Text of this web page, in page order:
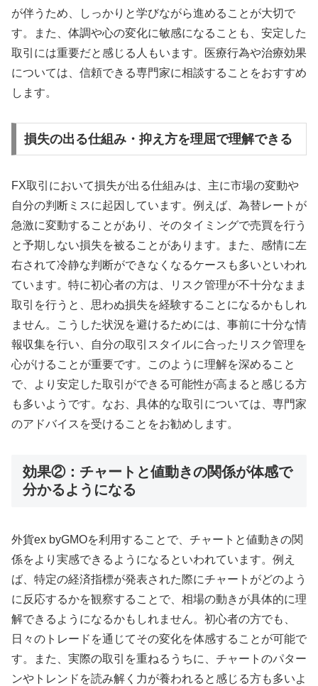
が伴うため、しっかりと学びながら進めることが大切で
す。また、体調や心の変化に敏感になることも、安定した
取引には重要だと感じる人もいます。医療行為や治療効果
については、信頼できる専門家に相談することをおすすめ
します。
損失の出る仕組み・抑え方を理屈で理解できる
FX取引において損失が出る仕組みは、主に市場の変動や
自分の判断ミスに起因しています。例えば、為替レートが
急激に変動することがあり、そのタイミングで売買を行う
と予期しない損失を被ることがあります。また、感情に左
右されて冷静な判断ができなくなるケースも多いといわれ
ています。特に初心者の方は、リスク管理が不十分なまま
取引を行うと、思わぬ損失を経験することになるかもしれ
ません。こうした状況を避けるためには、事前に十分な情
報収集を行い、自分の取引スタイルに合ったリスク管理を
心がけることが重要です。このように理解を深めること
で、より安定した取引ができる可能性が高まると感じる方
も多いようです。なお、具体的な取引については、専門家
のアドバイスを受けることをお勧めします。
効果②：チャートと値動きの関係が体感で
分かるようになる
外貨ex byGMOを利用することで、チャートと値動きの関
係をより実感できるようになるといわれています。例え
ば、特定の経済指標が発表された際にチャートがどのよう
に反応するかを観察することで、相場の動きが具体的に理
解できるようになるかもしれません。初心者の方でも、
日々のトレードを通じてその変化を体感することが可能で
す。また、実際の取引を重ねるうちに、チャートのパター
ンやトレンドを読み解く力が養われると感じる方も多いよ